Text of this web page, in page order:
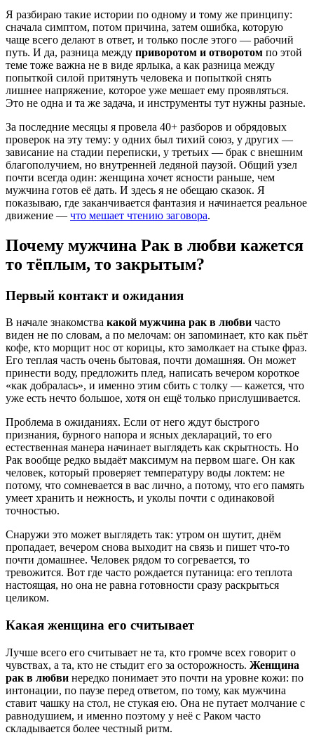
Я разбираю такие истории по одному и тому же принципу:
сначала симптом, потом причина, затем ошибка, которую
чаще всего делают в ответ, и только после этого — рабочий
путь. И да, разница между приворотом и отворотом по этой
теме тоже важна не в виде ярлыка, а как разница между
попыткой силой притянуть человека и попыткой снять
лишнее напряжение, которое уже мешает ему проявляться.
Это не одна и та же задача, и инструменты тут нужны разные.
За последние месяцы я провела 40+ разборов и обрядовых
проверок на эту тему: у одних был тихий союз, у других —
зависание на стадии переписки, у третьих — брак с внешним
благополучием, но внутренней ледяной паузой. Общий узел
почти всегда один: женщина хочет ясности раньше, чем
мужчина готов её дать. И здесь я не обещаю сказок. Я
показываю, где заканчивается фантазия и начинается реальное
движение — что мешает чтению заговора.
Почему мужчина Рак в любви кажется
то тёплым, то закрытым?
Первый контакт и ожидания
В начале знакомства какой мужчина рак в любви часто
виден не по словам, а по мелочам: он запоминает, кто как пьёт
кофе, кто морщит нос от корицы, кто замолкает на стыке фраз.
Его теплая часть очень бытовая, почти домашняя. Он может
принести воду, предложить плед, написать вечером короткое
«как добралась», и именно этим сбить с толку — кажется, что
уже есть нечто большое, хотя он ещё только прислушивается.
Проблема в ожиданиях. Если от него ждут быстрого
признания, бурного напора и ясных деклараций, то его
естественная манера начинает выглядеть как скрытность. Но
Рак вообще редко выдаёт максимум на первом шаге. Он как
человек, который проверяет температуру воды локтем: не
потому, что сомневается в вас лично, а потому, что его память
умеет хранить и нежность, и уколы почти с одинаковой
точностью.
Снаружи это может выглядеть так: утром он шутит, днём
пропадает, вечером снова выходит на связь и пишет что-то
почти домашнее. Человек рядом то согревается, то
тревожится. Вот где часто рождается путаница: его теплота
настоящая, но она не равна готовности сразу раскрыться
целиком.
Какая женщина его считывает
Лучше всего его считывает не та, кто громче всех говорит о
чувствах, а та, кто не стыдит его за осторожность. Женщина
рак в любви нередко понимает это почти на уровне кожи: по
интонации, по паузе перед ответом, по тому, как мужчина
ставит чашку на стол, не стукая ею. Она не путает молчание с
равнодушием, и именно поэтому у неё с Раком часто
складывается более честный ритм.